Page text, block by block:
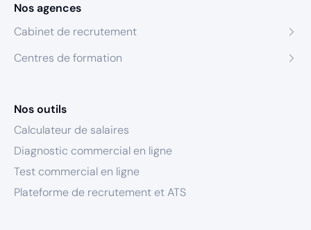
Nos agences
Cabinet de recrutement
Centres de formation
Nos outils
Calculateur de salaires
Diagnostic commercial en ligne
Test commercial en ligne
Plateforme de recrutement et ATS